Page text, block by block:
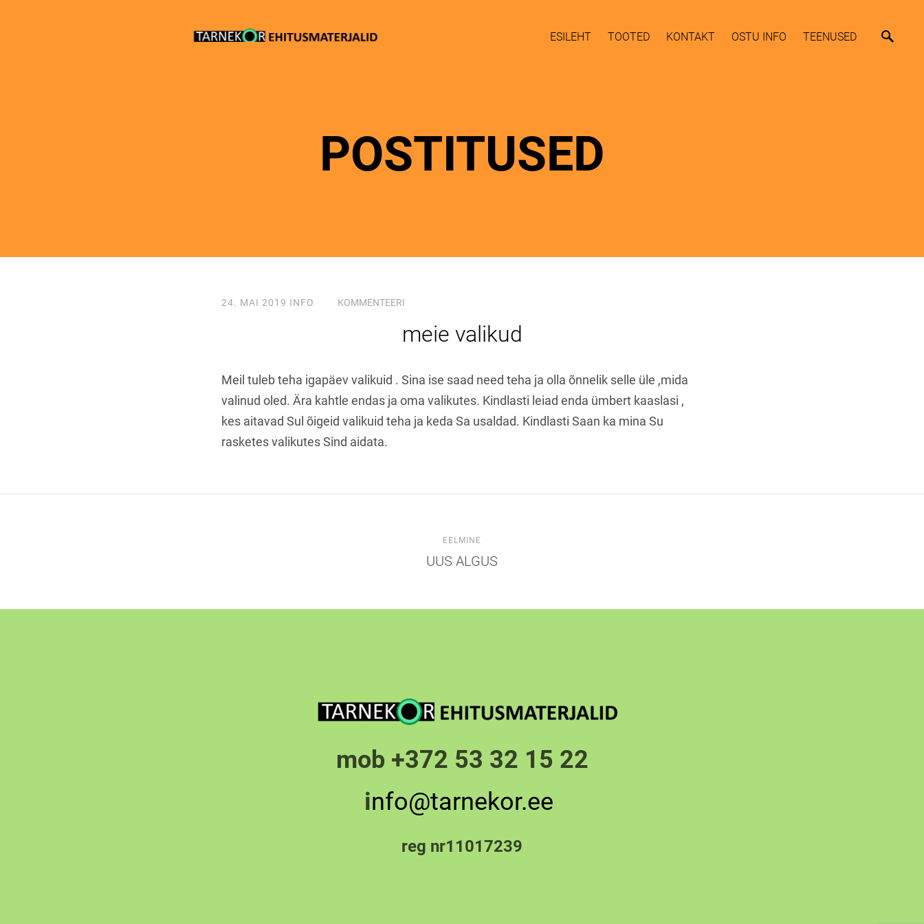
ESILEHT TOOTED KONTAKT OSTU INFO TEENUSED
POSTITUSED
24. MAI 2019 INFO KOMMENTEERI
meie valikud
Meil tuleb teha igapäev valikuid . Sina ise saad need teha ja olla õnnelik selle üle ,mida
valinud oled. Ära kahtle endas ja oma valikutes. Kindlasti leiad enda ümbert kaaslasi ,
kes aitavad Sul õigeid valikuid teha ja keda Sa usaldad. Kindlasti Saan ka mina Su
rasketes valikutes Sind aidata.
EELMINE
UUS ALGUS
mob +372 53 32 15 22
info@tarnekor.ee
reg nr11017239